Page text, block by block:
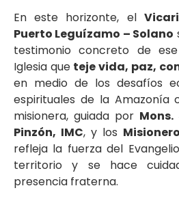
En este horizonte, el
Puerto Leguízamo – Solano
testimonio concreto de
Iglesia que teje vida, paz,
en medio de los desafíos
espirituales de la Amazonía
misionera, guiada por
Pinzón, IMC, y los
refleja la fuerza del
territorio y se hace
presencia fraterna.